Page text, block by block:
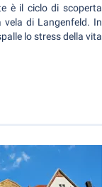
è il ciclo di scoperta
di Langenfeld. In
lo stress della vita